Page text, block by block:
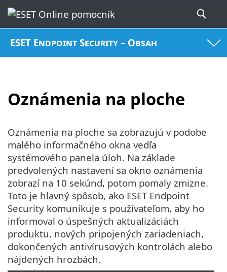
ESET Endpoint Security – Obsah
Oznámenia na ploche
Oznámenia na ploche sa zobrazujú v podobe
malého informačného okna vedľa
systémového panela úloh. Na základe
predvolených nastavení sa okno oznámenia
zobrazí na 10 sekúnd, potom pomaly zmizne.
Toto je hlavný spôsob, ako ESET Endpoint
Security komunikuje s používateľom, aby ho
informoval o úspešných aktualizáciách
produktu, nových pripojených zariadeniach,
dokončených antivírusových kontrolách alebo
nájdených hrozbách.